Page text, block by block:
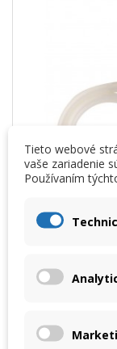
TESTO
PRIEMER 4/6
Tieto webové
vaše zariadenie
Používaním